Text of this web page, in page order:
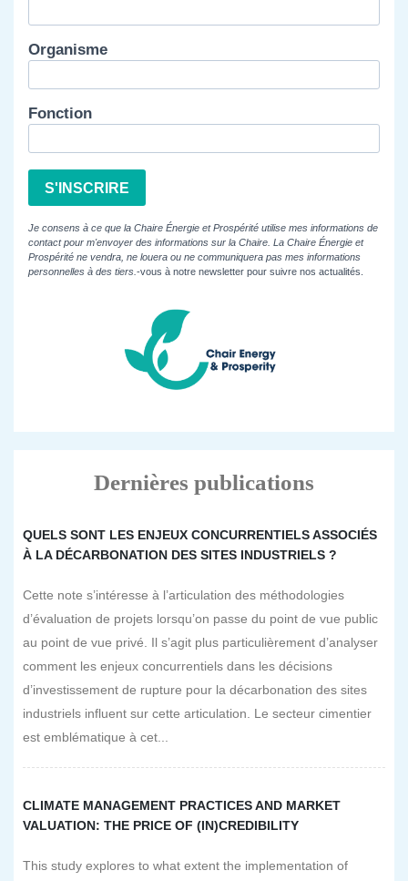
Organisme
Fonction
S'INSCRIRE
Je consens à ce que la Chaire Énergie et Prospérité utilise mes informations de
contact pour m'envoyer des informations sur la Chaire. La Chaire Énergie et
Prospérité ne vendra, ne louera ou ne communiquera pas mes informations
personnelles à des tiers. -vous à notre newsletter pour suivre nos actualités.
Dernières publications
QUELS SONT LES ENJEUX CONCURRENTIELS ASSOCIÉS
À LA DÉCARBONATION DES SITES INDUSTRIELS ?
Cette note s’intéresse à l’articulation des méthodologies
d’évaluation de projets lorsqu’on passe du point de vue public
au point de vue privé. Il s’agit plus particulièrement d’analyser
comment les enjeux concurrentiels dans les décisions
d’investissement de rupture pour la décarbonation des sites
industriels influent sur cette articulation. Le secteur cimentier
est emblématique à cet...
CLIMATE MANAGEMENT PRACTICES AND MARKET
VALUATION: THE PRICE OF (IN)CREDIBILITY
This study explores to what extent the implementation of